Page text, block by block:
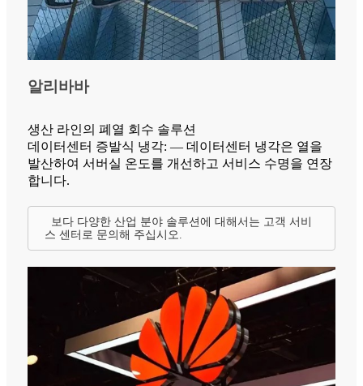
알리바바
생산 라인의 폐열 회수 솔루션
데이터센터 증발식 냉각: — 데이터센터 냉각은 열을
발산하여 서버실 온도를 개선하고 서비스 수명을 연장
합니다.
보다 다양한 산업 분야 솔루션에 대해서는 고객 서비
스 센터로 문의해 주십시오.